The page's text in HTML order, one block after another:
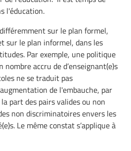
l'éducation.
sur le plan formel,
sur le plan informel, dans les
Par exemple, une politique
nombre accru de d’enseignant(e)s
ne se traduit pas
de l'embauche, par
part des pairs valides ou non
non discriminatoires envers les
Le même constat s’applique à